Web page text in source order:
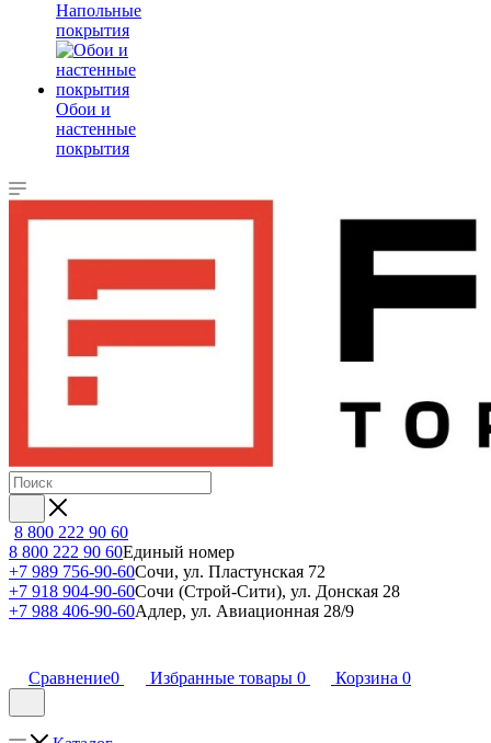
Напольные
покрытия
Обои и
настенные
покрытия
8 800 222 90 60
8 800 222 90 60Единый номер
+7 989 756-90-60Сочи, ул. Пластунская 72
+7 918 904-90-60Сочи (Строй-Сити), ул. Донская 28
+7 988 406-90-60Адлер, ул. Авиационная 28/9
Сравнение0 Избранные товары 0 Корзина 0